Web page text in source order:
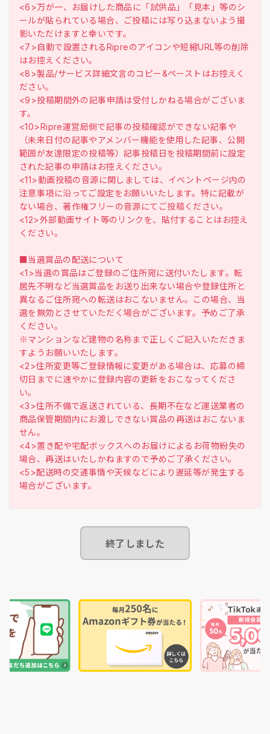
<6>万が一、お届けした商品に「試供品」「見本」等のシ
ールが貼られている場合、ご投稿には写り込まないよう撮
影いただけますと幸いです。
<7>自動で設置されるRipreのアイコンや短縮URL等の削除
はお控えください。
<8>製品/サービス詳細文言のコピー&ペーストはお控えく
ださい。
<9>投稿期間外の記事申請は受付しかねる場合がございま
す。
<10>Ripre運営局側で記事の投稿確認ができない記事や
（未来日付の記事やアメンバー機能を使用した記事、公開
範囲が友達限定の投稿等）記事投稿日を投稿期間前に設定
された記事の申請はお控えください。
<11>動画投稿の音源に関しましては、イベントページ内の
注意事項に沿ってご設定をお願いいたします。特に記載が
ない場合、著作権フリーの音源にてご投稿ください。
<12>外部動画サイト等のリンクを、貼付することはお控え
ください。
■当選賞品の配送について
<1>当選の賞品はご登録のご住所宛に送付いたします。転
居先不明など当選賞品をお送り出来ない場合や登録住所と
異なるご住所宛への転送はおこないません。この場合、当
選を無効とさせていただく場合がございます。予めご了承
ください。
※マンションなど建物の名称まで正しくご記入いただきま
すようお願いいたします。
<2>住所変更等ご登録情報に変更がある場合は、応募の締
切日までに速やかに登録内容の更新をおこなってくださ
い。
<3>住所不備で返送されている、長期不在など運送業者の
商品保管期間内にお渡しできない賞品の再送はおこないま
せん。
<4>置き配や宅配ボックスへのお届けによるお荷物紛失の
場合、再送はいたしかねますので予めご了承ください。
<5>配送時の交通事情や天候などにより遅延等が発生する
終了しました